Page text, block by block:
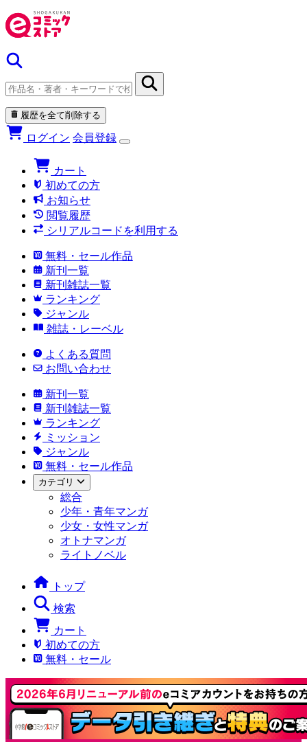
履歴を全て削除する
ログイン 会員登録
カート
初めての方
お知らせ
閲覧履歴
シリアルコードを利用する
無料・セール作品
新刊一覧
新刊雑誌一覧
ランキング
ジャンル
雑誌・レーベル
よくある質問
お問い合わせ
新刊一覧
新刊雑誌一覧
ランキング
ミッション
ジャンル
無料・セール作品
カテゴリ
総合
少年・青年マンガ
少女・女性マンガ
オトナマンガ
ライトノベル
トップ
検索
カート
初めての方
無料・セール